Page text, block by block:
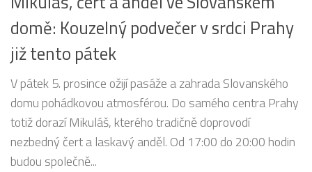
domě: Kouzelný podvečer v srdci Prahy
již tento pátek
V pátek 5. prosince ožijí pasáže a zahrada Slovanského
domu pohádkovou atmosférou. Do samého centra Prahy
totiž dorazí Mikuláš, kterého tradičně doprovodí
nezbedný čert a laskavý anděl. Od 17:00 do 20:00 hodin
budou společně...